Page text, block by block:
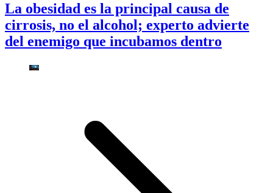
La obesidad es la principal causa de
cirrosis, no el alcohol; experto advierte
del enemigo que incubamos dentro